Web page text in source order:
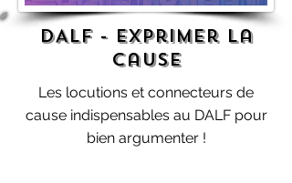
DALF - Exprimer la
cause
Les locutions et connecteurs de
cause indispensables au DALF pour
bien argumenter !